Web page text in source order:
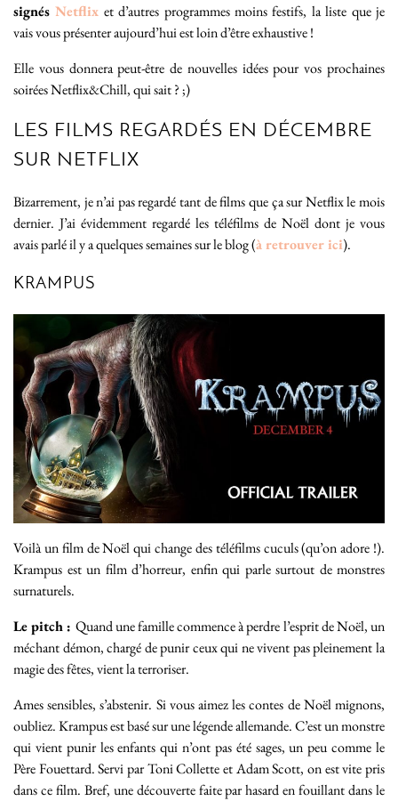
signésNetflix et d’autres programmes moins festifs, la liste que je
vais vous présenter aujourd’hui est loin d’être exhaustive !
Elle vous donnera peut-être de nouvelles idées pour vos prochaines
soirées Netflix&Chill, qui sait ? ;)
LES FILMS REGARDÉS EN DÉCEMBRE
SUR NETFLIX
Bizarrement, je n’ai pas regardé tant de films que ça sur Netflix le mois
dernier. J’ai évidemment regardé les téléfilms de Noël dont je vous
avais parlé il y a quelques semaines sur le blog (à retrouver ici).
KRAMPUS
Voilà un film de Noël qui change des téléfilms cuculs (qu’on adore !).
Krampus est un film d’horreur, enfin qui parle surtout de monstres
surnaturels.
Le pitch : Quand une famille commence à perdre l’esprit de Noël, un
méchant démon, chargé de punir ceux qui ne vivent pas pleinement la
magie des fêtes, vient la terroriser.
Ames sensibles, s’abstenir. Si vous aimez les contes de Noël mignons,
oubliez. Krampus est basé sur une légende allemande. C’est un monstre
qui vient punir les enfants qui n’ont pas été sages, un peu comme le
Père Fouettard. Servi par Toni Collette et Adam Scott, on est vite pris
dans ce film. Bref, une découverte faite par hasard en fouillant dans le